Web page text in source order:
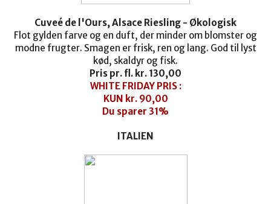
Cuveé de l'Ours, Alsace Riesling - Økologisk
Flot gylden farve og en duft, der minder om blomster og
modne frugter. Smagen er frisk, ren og lang. God til lyst
kød, skaldyr og fisk.
Pris pr. fl. kr. 130,00
WHITE FRIDAY PRIS :
KUN kr. 90,00
Du sparer 31%
ITALIEN